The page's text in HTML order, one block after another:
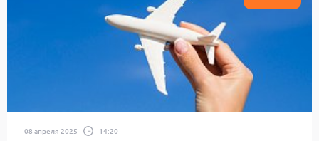
08 апреля 2025 14:20